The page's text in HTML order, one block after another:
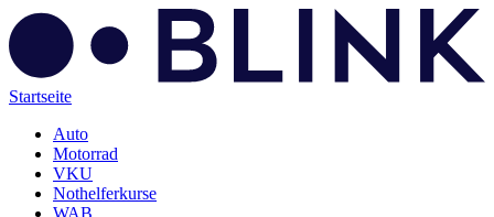
Startseite
Auto
Motorrad
VKU
Nothelferkurse
WAB